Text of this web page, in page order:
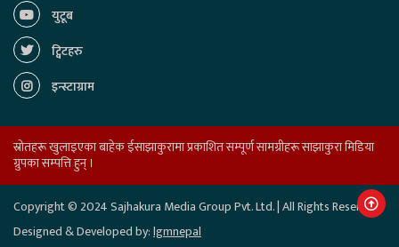
युटूब
ट्विटहरु
इन्स्टाग्राम
स्रोतहरू खुलाइएका बाहेक ईसाझाकुरामा प्रकाशित सम्पूर्ण सामग्रीहरू साझाकुरा मिडिया
ग्रुपका सम्पत्ति हुन् ।
Copyright © 2024 Sajhakura Media Group Pvt. Ltd. | All Rights Reserved.
Designed & Developed by:lgmnepal